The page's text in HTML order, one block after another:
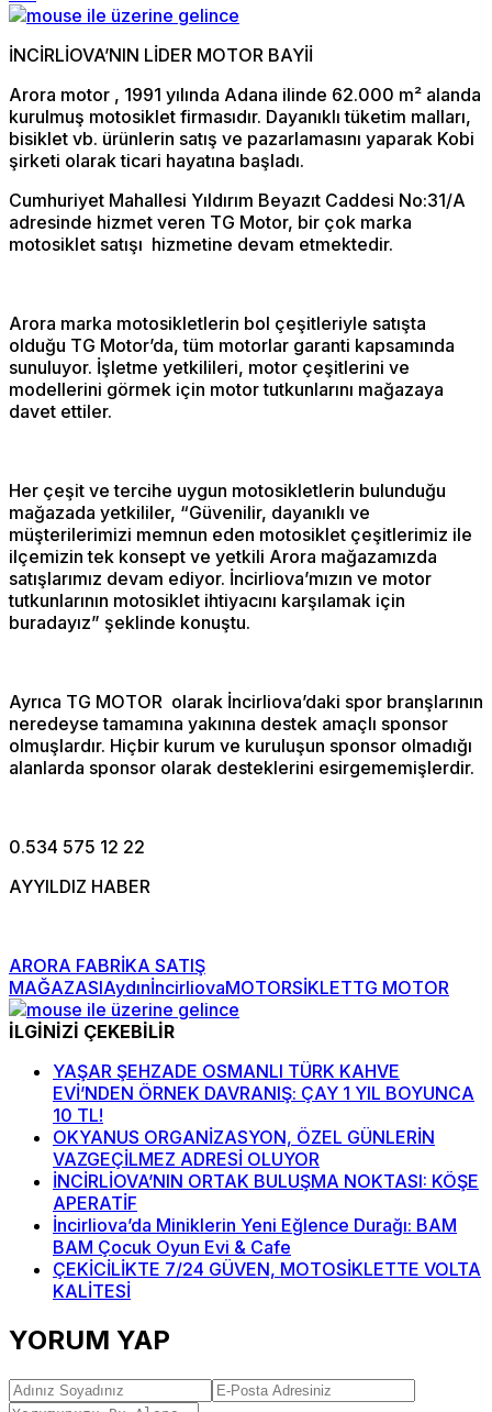
İNCİRLİOVA’NIN LİDER MOTOR BAYİİ
Arora motor , 1991 yılında Adana ilinde 62.000 m² alanda
kurulmuş motosiklet firmasıdır. Dayanıklı tüketim malları,
bisiklet vb. ürünlerin satış ve pazarlamasını yaparak Kobi
şirketi olarak ticari hayatına başladı.
Cumhuriyet Mahallesi Yıldırım Beyazıt Caddesi No:31/A
adresinde hizmet veren TG Motor, bir çok marka
motosiklet satışı hizmetine devam etmektedir.
Arora marka motosikletlerin bol çeşitleriyle satışta
olduğu TG Motor’da, tüm motorlar garanti kapsamında
sunuluyor. İşletme yetkilileri, motor çeşitlerini ve
modellerini görmek için motor tutkunlarını mağazaya
davet ettiler.
Her çeşit ve tercihe uygun motosikletlerin bulunduğu
mağazada yetkililer, “Güvenilir, dayanıklı ve
müşterilerimizi memnun eden motosiklet çeşitlerimiz ile
ilçemizin tek konsept ve yetkili Arora mağazamızda
satışlarımız devam ediyor. İncirliova’mızın ve motor
tutkunlarının motosiklet ihtiyacını karşılamak için
buradayız” şeklinde konuştu.
Ayrıca TG MOTOR olarak İncirliova’daki spor branşlarının
neredeyse tamamına yakınına destek amaçlı sponsor
olmuşlardır. Hiçbir kurum ve kuruluşun sponsor olmadığı
alanlarda sponsor olarak desteklerini esirgememişlerdir.
0.534 575 12 22
AYYILDIZ HABER
ARORA FABRİKA SATIŞ
MAĞAZASIAydınİncirliovaMOTORSİKLETTG MOTOR
İLGİNİZİ ÇEKEBİLİR
YAŞAR ŞEHZADE OSMANLI TÜRK KAHVE
EVİ’NDEN ÖRNEK DAVRANIŞ: ÇAY 1 YIL BOYUNCA
10 TL!
OKYANUS ORGANİZASYON, ÖZEL GÜNLERİN
VAZGEÇİLMEZ ADRESİ OLUYOR
İNCİRLİOVA’NIN ORTAK BULUŞMA NOKTASI: KÖŞE
APERATİF
İncirliova’da Miniklerin Yeni Eğlence Durağı: BAM
BAM Çocuk Oyun Evi & Cafe
ÇEKİCİLİKTE 7/24 GÜVEN, MOTOSİKLETTE VOLTA
KALİTESİ
YORUM YAP